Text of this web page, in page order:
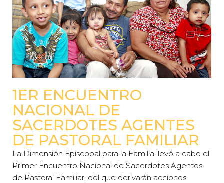
1ER ENCUENTRO
NACIONAL DE
SACERDOTES AGENTES
DE PASTORAL FAMILIAR
La Dimensión Episcopal para la Familia llevó a cabo el
Primer Encuentro Nacional de Sacerdotes Agentes
de Pastoral Familiar, del que derivarán acciones.